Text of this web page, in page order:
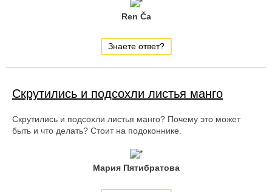
Ren Ča
Знаете ответ?
Скрутились и подсохли листья манго
Скрутились и подсохли листья манго? Почему это может
быть и что делать? Стоит на подоконнике.
Мария Пятибратова